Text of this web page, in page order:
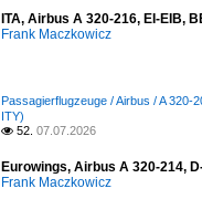
ITA, Airbus A 320-216, EI-EIB,
Frank Maczkowicz
Passagierflugzeuge / Airbus / A 320-
ITY)
 52. 07.07.2026
Eurowings, Airbus A 320-214,
Frank Maczkowicz